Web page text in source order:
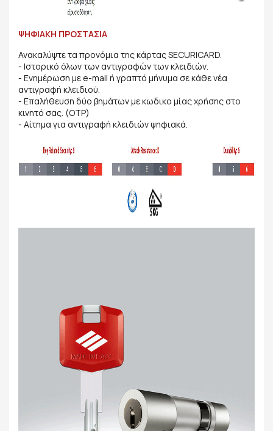
ΨΗΦΙΑΚΗ ΠΡΟΣΤΑΣΙΑ
Ανακαλύψτε τα προνόμια της κάρτας SECURICARD.
- Ιστορικό όλων των αντιγραφών των κλειδιών.
- Ενημέρωση με e-mail ή γραπτό μήνυμα σε κάθε νέα
αντιγραφή κλειδιού.
- Επαλήθευση δύο βημάτων με κωδικο μίας χρήσης στο
κινητό σας. (OTP)
- Αίτημα για αντιγραφή κλειδιών ψηφιακά.